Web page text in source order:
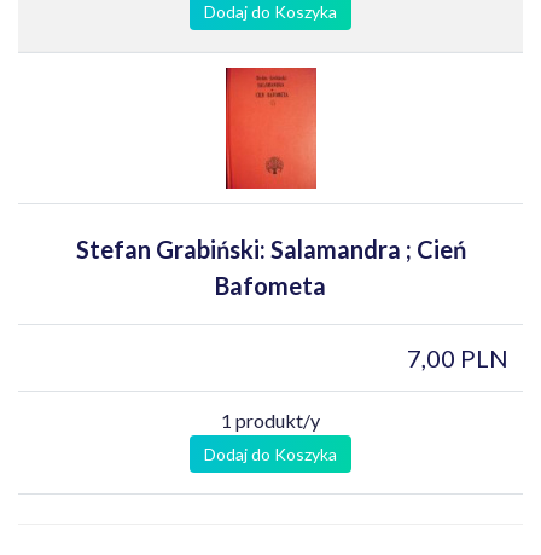
Dodaj do Koszyka
Stefan Grabiński: Salamandra ; Cień
Bafometa
7,00 PLN
1 produkt/y
Dodaj do Koszyka